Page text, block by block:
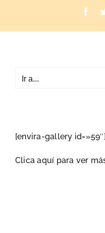
contenido
Ir a...
[envira-gallery id=»59″]
Clica aquí para ver